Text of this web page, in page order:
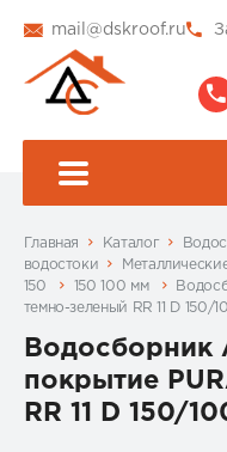
mail@dskroof.ru
Главная Каталог
водостоки
150
150 100 мм
темно-зеленый RR 11 D 150/
Водосборник
покрытие
RR 11 D 150/